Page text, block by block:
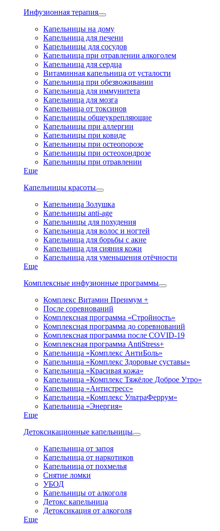
Инфузионная терапия
Капельницы на дому
Капельница для печени
Капельницы для сосудов
Капельница при отравлении алкоголем
Капельница для сердца
Витаминная капельница от усталости
Капельница при обезвоживании
Капельница для иммунитета
Капельница для мозга
Капельница от токсинов
Капельницы общеукрепляющие
Капельницы при аллергии
Капельницы при ковиде
Капельницы при остеопорозе
Капельницы при остеохондрозе
Капельницы при отравлении
Еще
Капельницы красоты
Капельница Золушка
Капельницы anti-age
Капельницы для похудения
Капельница для волос и ногтей
Капельница для борьбы с акне
Капельница для сияния кожи
Капельница для уменьшения отёчности
Еще
Комплексные инфузионные программы
Комплекс Витамин Преимум +
После соревнований
Комплексная программа «Стройность»
Комплексная программа до соревнований
Комплексная программа после COVID-19
Комплексная программа AntiStress+
Капельница «Комплекс АнтиБоль»
Капельница «Комплекс Здоровые суставы»
Капельница «Красивая кожа»
Капельница «Комплекс Тяжёлое Доброе Утро»
Капельница «Антистресс»
Капельница «Комплекс УльтраФеррум»
Капельница «Энергия»
Еще
Детоксикационные капельницы
Капельница от запоя
Капельница от наркотиков
Капельница от похмелья
Снятие ломки
УБОД
Капельницы от алкоголя
Детокс капельница
Детоксикация от алкоголя
Еще